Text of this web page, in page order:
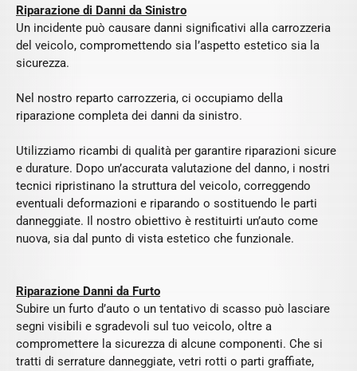
Riparazione di Danni da Sinistro
Un incidente può causare danni significativi alla carrozzeria
del veicolo, compromettendo sia l’aspetto estetico sia la
sicurezza.
Nel nostro reparto carrozzeria, ci occupiamo della
riparazione completa dei danni da sinistro.
Utilizziamo ricambi di qualità per garantire riparazioni sicure
e durature. Dopo un’accurata valutazione del danno, i nostri
tecnici ripristinano la struttura del veicolo, correggendo
eventuali deformazioni e riparando o sostituendo le parti
danneggiate. Il nostro obiettivo è restituirti un’auto come
nuova, sia dal punto di vista estetico che funzionale.
Riparazione Danni da Furto
Subire un furto d’auto o un tentativo di scasso può lasciare
segni visibili e sgradevoli sul tuo veicolo, oltre a
compromettere la sicurezza di alcune componenti. Che si
tratti di serrature danneggiate, vetri rotti o parti graffiate,